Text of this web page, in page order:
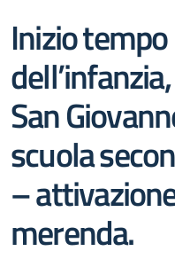
Inizio
San
scuola
–
merenda.